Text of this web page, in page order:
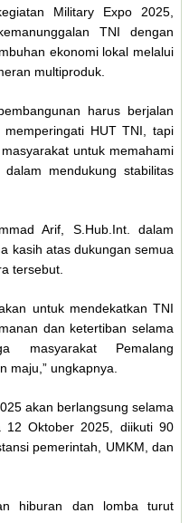
Military Expo 2025,
TNI dengan
ekonomi lokal melalui
multiproduk.
harus berjalan
HUT TNI, tapi
untuk memahami
mendukung stabilitas
Arif, S.Hub.Int. dalam
kasih atas dukungan semua
tersebut.
untuk mendekatkan TNI
dan ketertiban selama
masyarakat Pemalang
maju,” ungkapnya.
akan berlangsung selama
Oktober 2025, diikuti 90
pemerintah, UMKM, dan
hiburan dan lomba turut